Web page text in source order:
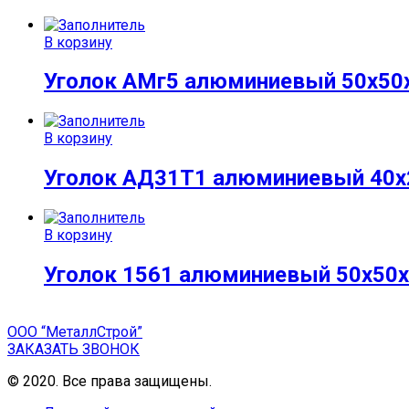
В корзину
Уголок АМг5 алюминиевый
В корзину
Уголок АД31Т1 алюминиевый
В корзину
Уголок 1561 алюминиевый
ООО “МеталлСтрой”
ЗАКАЗАТЬ ЗВОНОК
© 2020. Все права защищены.